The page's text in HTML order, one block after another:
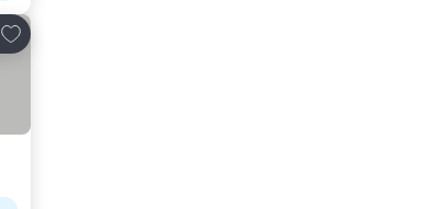
Dodati u favorite